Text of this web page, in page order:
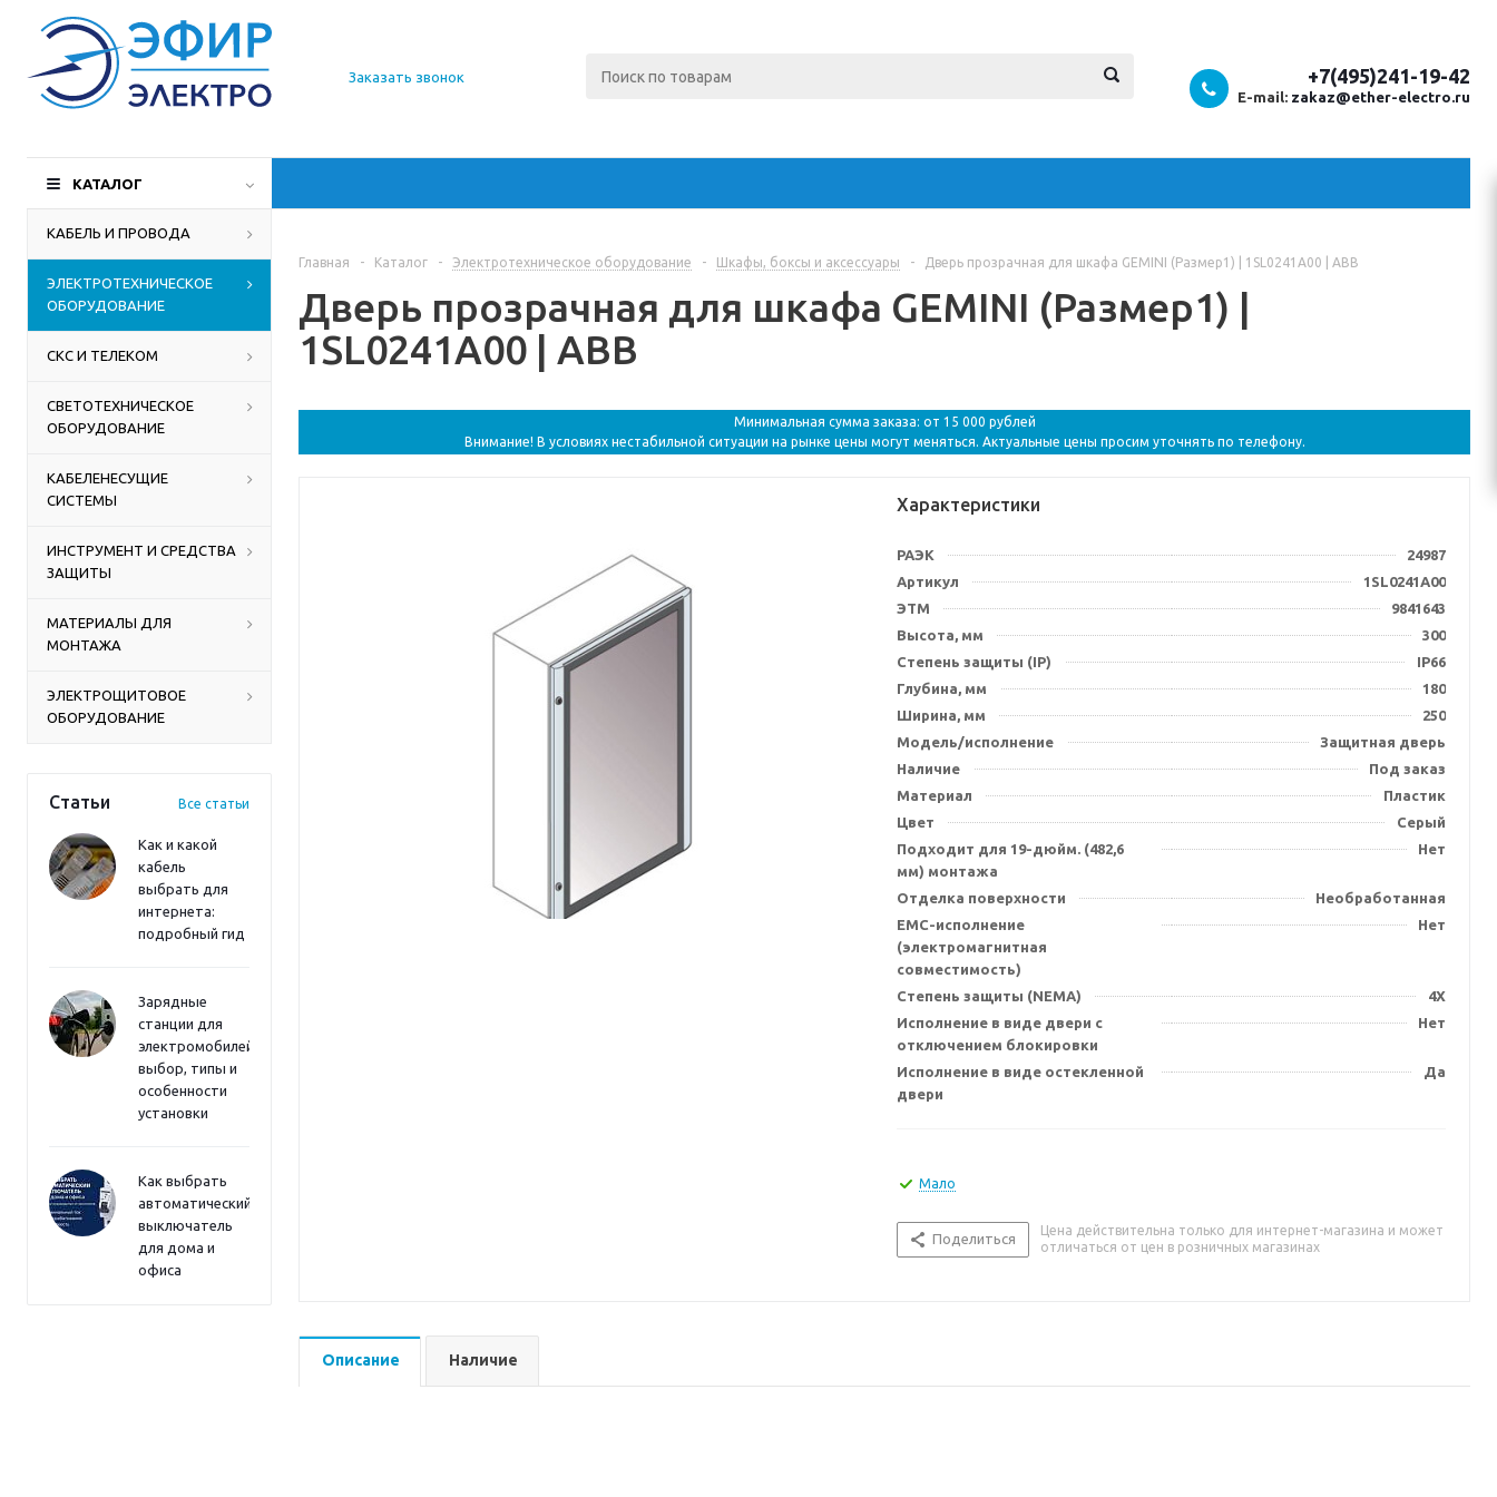
О компании
Доставка
Производители
Контакты
Заказать звонок +7(495)241-19-42
E-mail: zakaz@ether-electro.ru
КАТАЛОГ
КАБЕЛЬ И ПРОВОДА
ЭЛЕКТРОТЕХНИЧЕСКОЕ
ОБОРУДОВАНИЕ
СКС И ТЕЛЕКОМ
СВЕТОТЕХНИЧЕСКОЕ
ОБОРУДОВАНИЕ
КАБЕЛЕНЕСУЩИЕ
СИСТЕМЫ
ИНСТРУМЕНТ И СРЕДСТВА
ЗАЩИТЫ
МАТЕРИАЛЫ ДЛЯ
МОНТАЖА
ЭЛЕКТРОЩИТОВОЕ
ОБОРУДОВАНИЕ
Статьи Все статьи
Как и какой
кабель
выбрать для
интернета:
подробный гид
Зарядные
станции для
электромобилей:
выбор, типы и
особенности
установки
Как выбрать
автоматический
выключатель
для дома и
офиса
Главная - Каталог - Электротехническое оборудование - Шкафы, боксы и аксессуары - Дверь прозрачная для шкафа GEMINI (Размер1) | 1SL0241A00 | ABB
Дверь прозрачная для шкафа GEMINI (Размер1) |
1SL0241A00 | ABB
Минимальная сумма заказа: от 15 000 рублей
Внимание! В условиях нестабильной ситуации на рынке цены могут меняться. Актуальные цены просим уточнять по телефону.
Характеристики
РАЭК
24987
Артикул
1SL0241A00
ЭТМ
9841643
Высота, мм
300
Степень защиты (IP)
IP66
Глубина, мм
180
Ширина, мм
250
Модель/исполнение
Защитная дверь
Наличие
Под заказ
Материал
Пластик
Цвет
Серый
Подходит для 19-дюйм. (482,6
мм) монтажа
Нет
Отделка поверхности
Необработанная
EMC-исполнение
(электромагнитная
совместимость)
Нет
Степень защиты (NEMA)
4X
Исполнение в виде двери с
отключением блокировки
Нет
Исполнение в виде остекленной
двери
Да
Мало
Поделиться
Цена действительна только для интернет-магазина и может
отличаться от цен в розничных магазинах
Описание Наличие